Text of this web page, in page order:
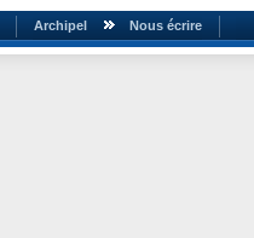
Archipel Nous écrire